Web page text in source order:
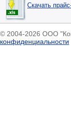
Скачать
© 2004-2026 ООО
конфиденциальности